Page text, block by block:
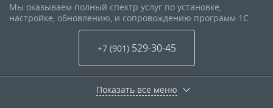
Мы оказываем полный спектр услуг по установке,
настройке, обновлению, и сопровождению программ 1С.
+7 (901) 529-30-45
Показать все меню